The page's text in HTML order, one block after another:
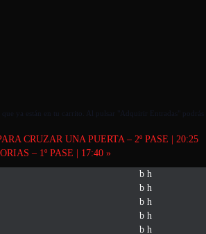
ya están en tu carrito. Al pulsar "Adquirir Entradas"
CRUZAR UNA PUERTA – 2º PASE | 20:25
– 1º PASE | 17:40 »